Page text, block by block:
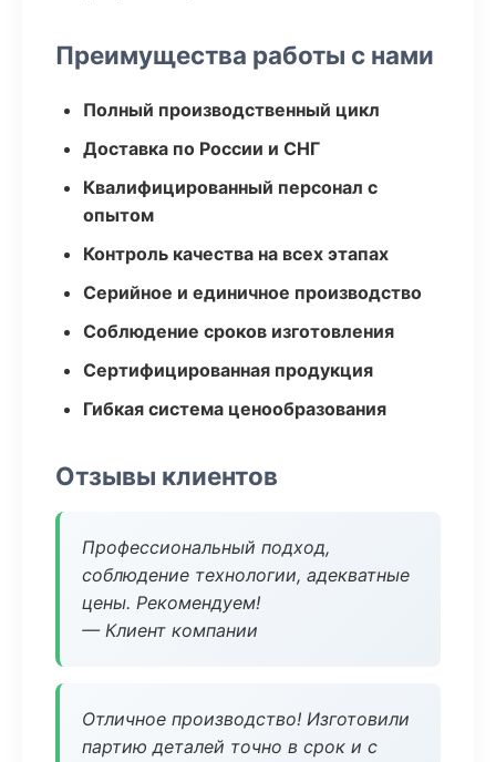
Преимущества работы с нами
Полный производственный цикл
Доставка по России и СНГ
Квалифицированный персонал с
опытом
Контроль качества на всех этапах
Серийное и единичное производство
Соблюдение сроков изготовления
Сертифицированная продукция
Гибкая система ценообразования
Отзывы клиентов
Профессиональный подход,
соблюдение технологии, адекватные
цены. Рекомендуем!
— Клиент компании
Отличное производство! Изготовили
партию деталей точно в срок и с